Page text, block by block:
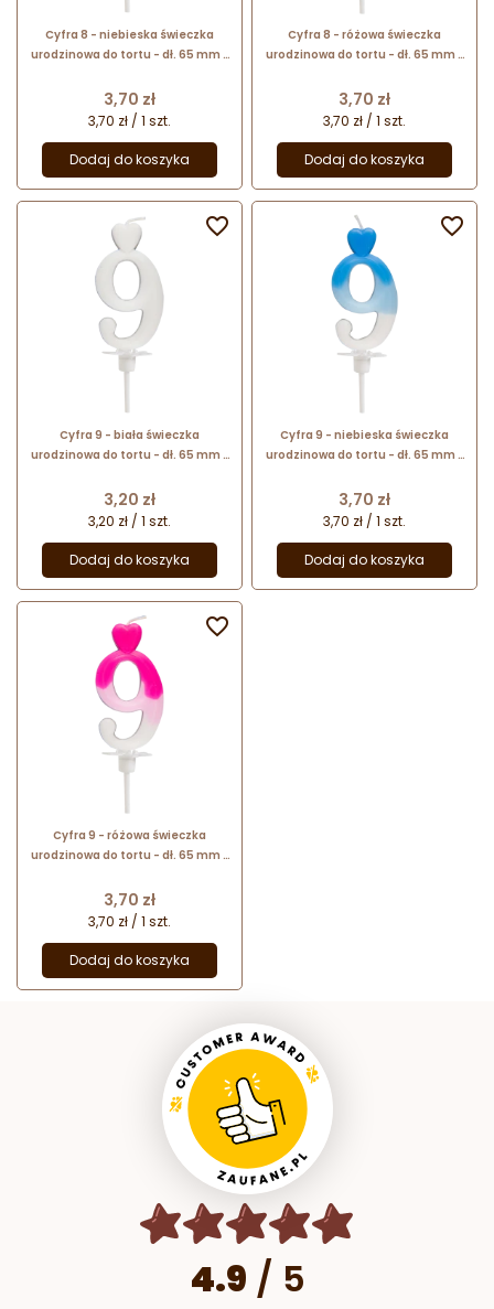
Cyfra 8 - niebieska świeczka
urodzinowa do tortu - dł. 65 mm -
Cena
3,70 zł
3,70 zł / 1 szt.
Dodaj do koszyka
Cyfra 8 - różowa świeczka
urodzinowa do tortu - dł. 65 mm -
Cena
3,70 zł
3,70 zł / 1 szt.
Dodaj do koszyka
Cyfra 9 - biała świeczka
urodzinowa do tortu - dł. 65 mm -
Cena
3,20 zł
3,20 zł / 1 szt.
Dodaj do koszyka

Cyfra 9 - niebieska świeczka
urodzinowa do tortu - dł. 65 mm -
Cena
3,70 zł
3,70 zł / 1 szt.
Dodaj do koszyka

Cyfra 9 - różowa świeczka
urodzinowa do tortu - dł. 65 mm -
Cena
3,70 zł
3,70 zł / 1 szt.
Dodaj do koszyka

4.9 / 5